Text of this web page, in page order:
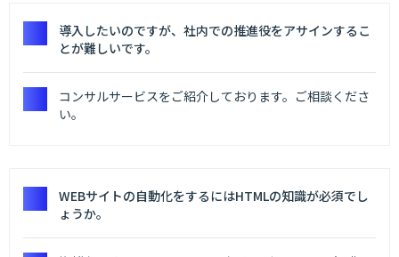
導入したいのですが、社内での推進役をアサインするこ
とが難しいです。
コンサルサービスをご紹介しております。ご相談くださ
い。
WEBサイトの自動化をするにはHTMLの知識が必須でし
ょうか。